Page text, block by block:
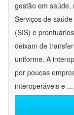
gestão em saúde,
Serviços de
(SIS) e
deixam de
uniforme. A
por poucas
interoperáveis e ...